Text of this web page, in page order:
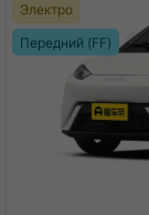
Электро
Передний (FF)